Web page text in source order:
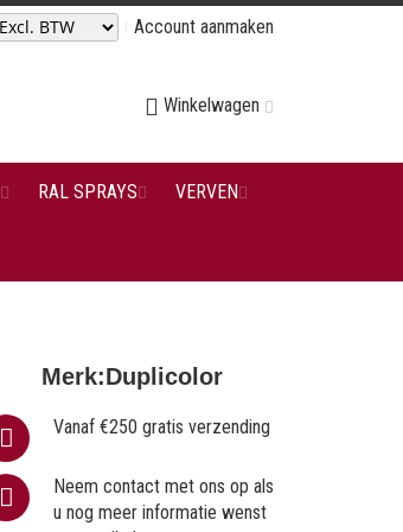
Account aanmaken
Winkelwagen
RAL SPRAYS VERVEN
Merk:Duplicolor
Vanaf €250 gratis verzending
Neem contact met ons op als
u nog meer informatie wenst